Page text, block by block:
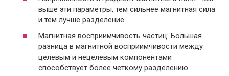
выше эти параметры, тем сильнее магнитная сила
и тем лучше разделение.
Магнитная восприимчивость частиц: Большая
разница в магнитной восприимчивости между
целевым и нецелевым компонентами
способствует более четкому разделению.